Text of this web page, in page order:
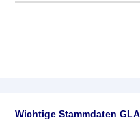
Wichtige Stammdaten